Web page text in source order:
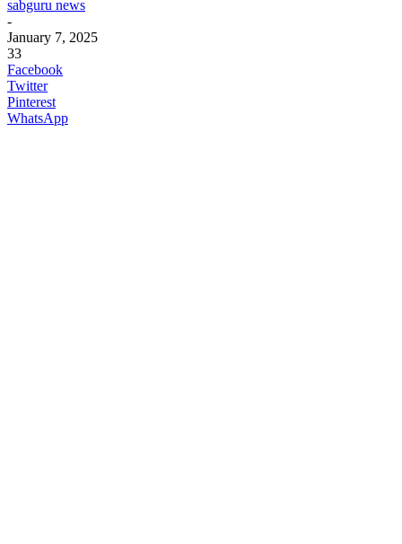
sabguru news
-
January 7, 2025
33
Facebook
Twitter
Pinterest
WhatsApp